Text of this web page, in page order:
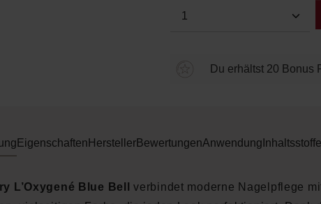
Produkt Anzahl:
Du erhältst 20 Bonus
Eigenschaften HerstellerBewertungenAnwendung Inhaltsstoffe
L’Oxygené Blue Bell
verbindet moderne Nagelpflege